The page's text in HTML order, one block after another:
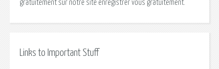
gratuitement sur notre site enregistrer vous gratuitement.
Links to Important Stuff